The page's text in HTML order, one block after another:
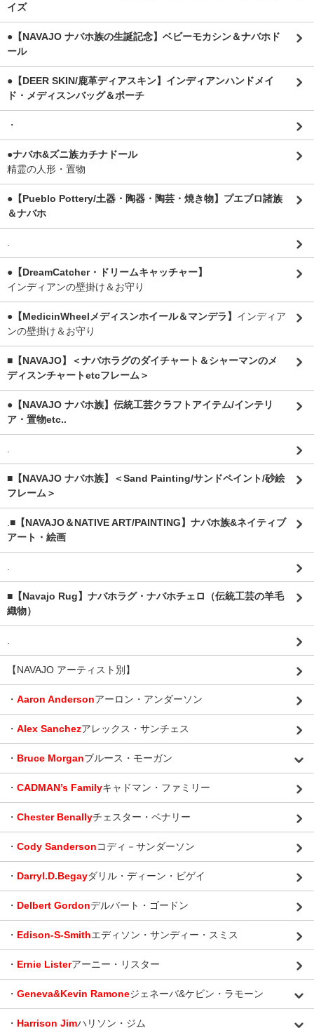
イズ
●【NAVAJO ナバホ族の生誕記念】ベビーモカシン＆ナバホド
ール
●【DEER SKIN/鹿革ディアスキン】インディアンハンドメイ
ド・メディスンバッグ＆ポーチ
・
●ナバホ&ズニ族カチナドール
精霊の人形・置物
●【Pueblo Pottery/土器・陶器・陶芸・焼き物】プエブロ諸族
＆ナバホ
.
●【DreamCatcher・ドリームキャッチャー】
インディアンの壁掛け＆お守り
●【MedicinWheelメディスンホイール＆マンデラ】 インディア
ンの壁掛け＆お守り
■【NAVAJO】＜ナバホラグのダイチャート＆シャーマンのメ
ディスンチャートetcフレーム＞
●【NAVAJO ナバホ族】伝統工芸クラフトアイテム/インテリ
ア・置物etc..
.
■【NAVAJO ナバホ族】＜Sand Painting/サンドペイント/砂絵
フレーム＞
.■【NAVAJO＆NATIVE ART/PAINTING】ナバホ族&ネイティブ
アート・絵画
.
■【Navajo Rug】ナバホラグ・ナバホチェロ（伝統工芸の羊毛
織物）
.
【NAVAJO アーティスト別】
・ Aaron Andersonアーロン・アンダーソン
・ Alex Sanchezアレックス・サンチェス
・ Bruce Morganブルース・モーガン
・ CADMAN’s Familyキャドマン・ファミリー
・ Chester Benallyチェスター・ベナリー
・ Cody Sandersonコディ－サンダーソン
・ Darryl.D.Begayダリル・ディーン・ビゲイ
・ Delbert Gordonデルバート・ゴードン
・ Edison-S-Smithエディソン・サンディー・スミス
・ Ernie Listerアーニー・リスター
・ Geneva&Kevin Ramoneジェネーバ&ケビン・ラモーン
・ Harrison Jimハリソン・ジム